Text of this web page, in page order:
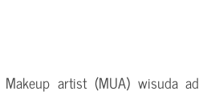
Makeup artist (MUA) wisuda